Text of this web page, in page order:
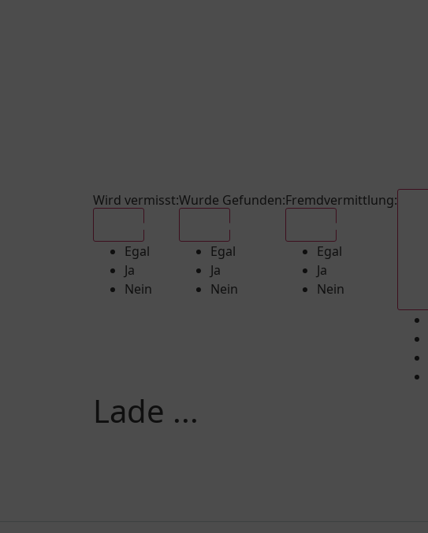
Wird vermisst:
Egal
Ja
Nein
Wurde Gefunden:
Egal
Ja
Nein
Fremdvermittlung:
Egal
Ja
Nein
Lade ...